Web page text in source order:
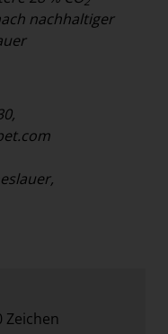
nachhaltiger
Zeichen